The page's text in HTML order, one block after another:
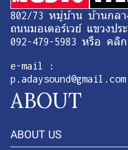
802/73 หมู่บ้าน บ้านกลา
ถนนมอเตอร์เวย์ แขวงปร
092-479-5983 หรือ คลิก
e-mail :
ABOUT
ABOUT US